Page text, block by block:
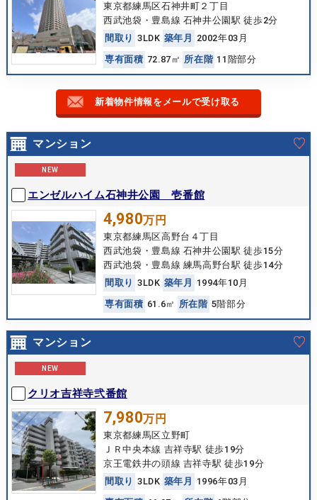
東京都練馬区石神井町２丁目
西武池袋・豊島線 石神井公園駅 徒歩2分
間 取 り 3LDK 築年 月
2002年03月
専有面積 72.87㎡ 所在 階 11階部分
新着物件情報をメールで受け取る
マンション
NEW
エンゼルハイム石神井公園 壱番館
4,980万円
東京都練馬区高野台４丁目
西武池袋・豊島線 石神井公園駅 徒歩15分
西武池袋・豊島線 練馬高野台駅 徒歩14分
間 取 り 3LDK 築年 月
1994年10月
専有面積 61.6㎡ 所在 階 5階部分
マンション
NEW
クリオ吉祥寺弐番館
7,980万円
東京都練馬区立野町
ＪＲ中央本線 吉祥寺駅 徒歩19分
京王電鉄井の頭線 吉祥寺駅 徒歩19分
間 取 り 3LDK 築年 月
1996年03月